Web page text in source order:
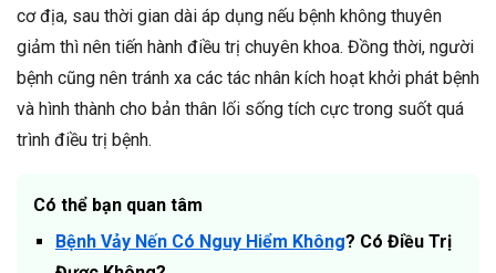
cơ địa, sau thời gian dài áp dụng nếu bệnh không thuyên
giảm thì nên tiến hành điều trị chuyên khoa. Đồng thời, người
bệnh cũng nên tránh xa các tác nhân kích hoạt khởi phát bệnh
và hình thành cho bản thân lối sống tích cực trong suốt quá
trình điều trị bệnh.
Có thể bạn quan tâm
Bệnh Vảy Nến Có Nguy Hiểm Không? Có Điều Trị